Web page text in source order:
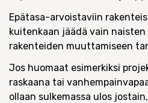
Epätasa-arvoistaviin
kuitenkaan jäädä vain
rakenteiden muuttamiseen
Jos huomaat esimerkiksi
raskaana tai
ollaan sulkemassa ulos